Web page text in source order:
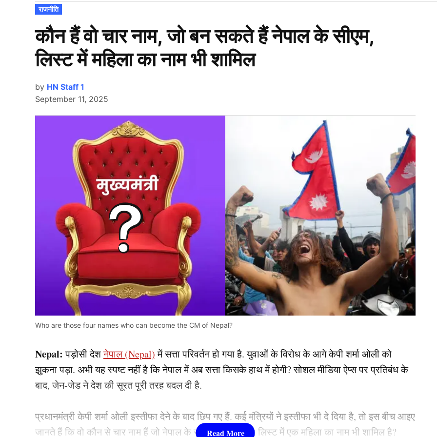
Open
POSTED
IN
राजनीति
कौन हैं वो चार नाम, जो बन सकते हैं नेपाल के सीएम,
लिस्ट में महिला का नाम भी शामिल
by HN Staff 1
September 11, 2025
Who are those four names who can become the CM of Nepal?
Nepal: पड़ोसी देशनेपाल (Nepal)में सत्ता परिवर्तन हो गया है. युवाओं के विरोध के आगे केपी शर्मा ओली को
झुकना पड़ा. अभी यह स्पष्ट नहीं है कि नेपाल में अब सत्ता किसके हाथ में होगी? सोशल मीडिया ऐप्स पर प्रतिबंध के
बाद, जेन-जेड ने देश की सूरत पूरी तरह बदल दी है.
प्रधानमंत्री केपी शर्मा ओली इस्तीफा देने के बाद छिप गए हैं. कई मंत्रियों ने इस्तीफा भी दे दिया है, तो इस बीच आइए
जानते हैं कि वो कौन से चार नाम हैं जो नेपाल के सीएम बन सकते हैं, लिस्ट में एक महिला का नाम भी शामिल है?